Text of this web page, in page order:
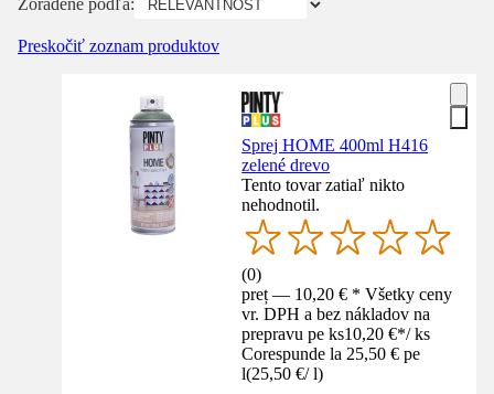
Zoradené podľa:
Preskočiť zoznam produktov
Sprej HOME 400ml H416
zelené drevo
Tento tovar zatiaľ nikto
nehodnotil.
(0)
preț — 10,20 € * Všetky ceny
vr. DPH a bez nákladov na
prepravu pe ks10,20 €*/ ks
Corespunde la 25,50 € pe
l(25,50 €/ l)